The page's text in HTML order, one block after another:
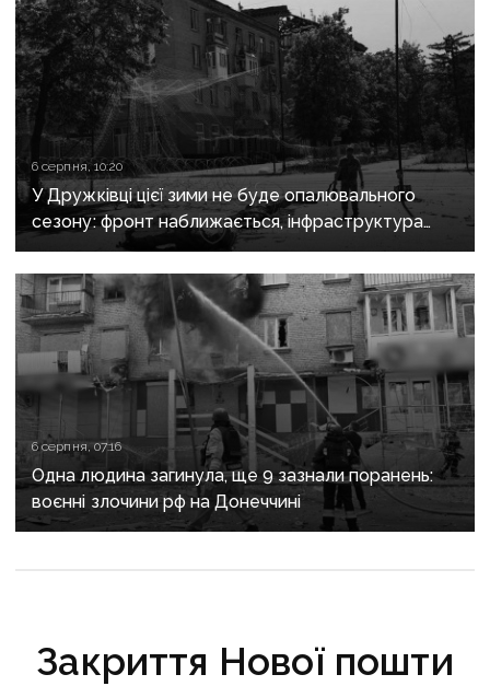
6 серпня, 10:20
У Дружківці цієї зими не буде опалювального
сезону: фронт наближається, інфраструктура
критично зруйнована
6 серпня, 07:16
Одна людина загинула, ще 9 зазнали поранень:
воєнні злочини рф на Донеччині
Закриття Нової пошти